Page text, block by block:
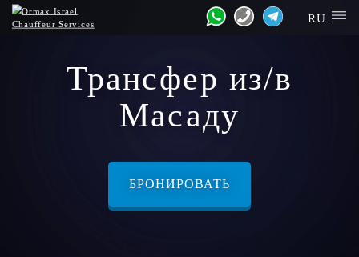
RU
Трансфер из/в
Масаду
БРОНИРОВАТЬ